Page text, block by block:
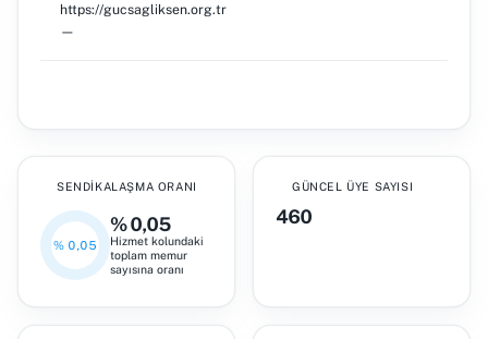
https://gucsagliksen.org.tr
—
SENDIKALAŞMA ORANI
% 0,05
% 0,05
Hizmet kolundaki
toplam memur
sayısına oranı
GÜNCEL ÜYE SAYISI
460